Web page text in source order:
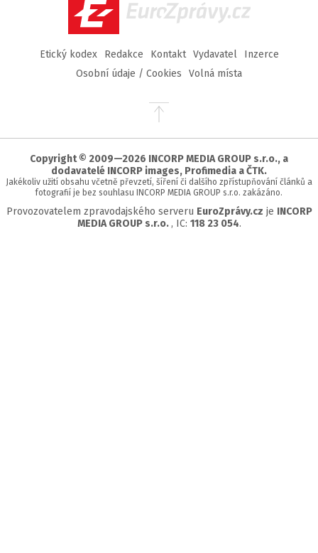
EuroZprávy.cz
Etický kodex Redakce Kontakt Vydavatel
Inzerce
Osobní údaje / Cookies
Volná místa
Přejít
stránky
Copyright © 2009—2026 INCORP MEDIA GROUP s.r.o., a
dodavatelé INCORP images, Profimedia a ČTK.
Jakékoliv užití obsahu včetně převzetí, šíření či dalšího zpřístupňování článků a
fotografií je bez souhlasu INCORP MEDIA GROUP s.r.o. zakázáno.
Provozovatelem zpravodajského serveru EuroZprávy.cz je INCORP
MEDIA GROUP s.r.o. , IC: 118 23 054.